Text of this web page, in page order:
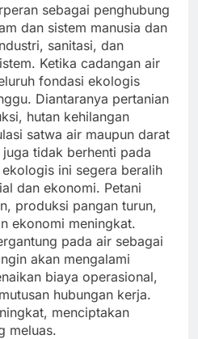
sebagai penghubung
dan sistem manusia dan
sanitasi, dan
Ketika cadangan air
fondasi ekologis
Diantaranya pertanian
hutan kehilangan
satwa air maupun darat
tidak berhenti pada
ini segera beralih
dan ekonomi. Petani
produksi pangan turun,
ekonomi meningkat.
pada air sebagai
akan mengalami
biaya operasional,
hubungan kerja.
menciptakan
meluas.